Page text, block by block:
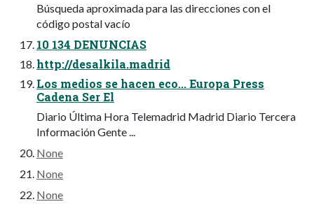
Búsqueda aproximada para las direcciones con el
código postal vacío
10 134 DENUNCIAS
http://desalkila.madrid
Los medios se hacen eco... Europa Press
Cadena Ser El
Diario Última Hora Telemadrid Madrid Diario Tercera
Información Gente ...
None
None
None